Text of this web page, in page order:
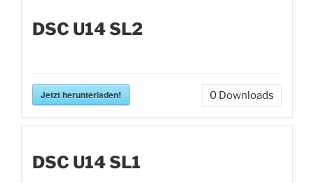
DSC U14 SL2
Jetzt herunterladen! 0 Downloads
DSC U14 SL1